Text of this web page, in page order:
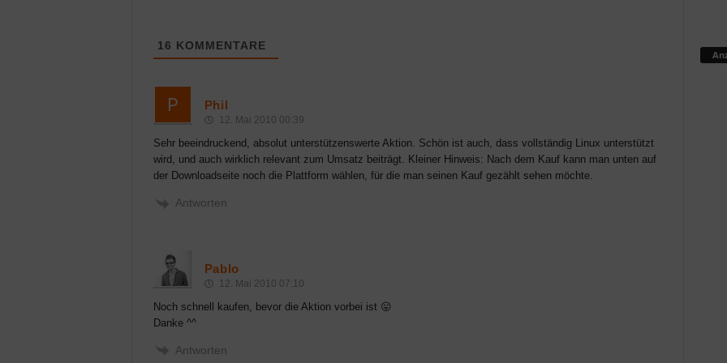
16 KOMMENTARE
Phil
12. Mai 2010 00:39
Sehr beeindruckend, absolut unterstützenswerte Aktion. Schön ist auch, dass vollständig Linux unterstützt
wird, und auch wirklich relevant zum Umsatz beiträgt. Kleiner Hinweis: Nach dem Kauf kann man unten auf
der Downloadseite noch die Plattform wählen, für die man seinen Kauf gezählt sehen möchte.
Antworten
Pablo
12. Mai 2010 07:10
Noch schnell kaufen, bevor die Aktion vorbei ist 😛
Danke ^^
Antworten